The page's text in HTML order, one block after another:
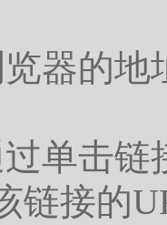
器的
单击
链接的